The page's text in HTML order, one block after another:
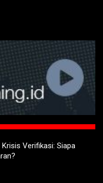
Verifikasi: Siapa